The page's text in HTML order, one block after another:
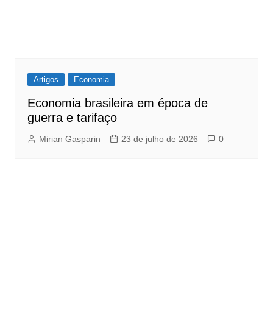
Artigos Economia
Economia brasileira em época de
guerra e tarifaço
Mirian Gasparin 23 de julho de 2026 0